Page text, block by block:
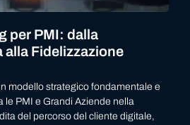
per PMI: dalla
alla Fidelizzazione
modello strategico fondamentale e
le PMI e Grandi Aziende nella
del percorso del cliente digitale,